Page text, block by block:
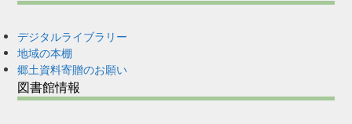
デジタルライブラリー
地域の本棚
郷土資料寄贈のお願い
図書館情報